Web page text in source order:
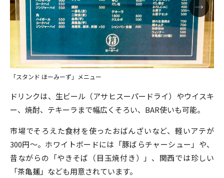
「スタンド ほーみーず」メニュー
ドリンクは、生ビール（アサヒスーパードライ）やウイスキ
ー、焼酎、テキーラまで幅広くそろい、BAR使いも可能。
市場でそろえた食材を使ったおばんざいなど、軽いアテが
300円～。ホワイトボードには「豚ばらチャーシュー」や、
昔ながらの「やきそば（目玉焼付き）」、関西では珍しい
「茶亀麺」なども用意されています。